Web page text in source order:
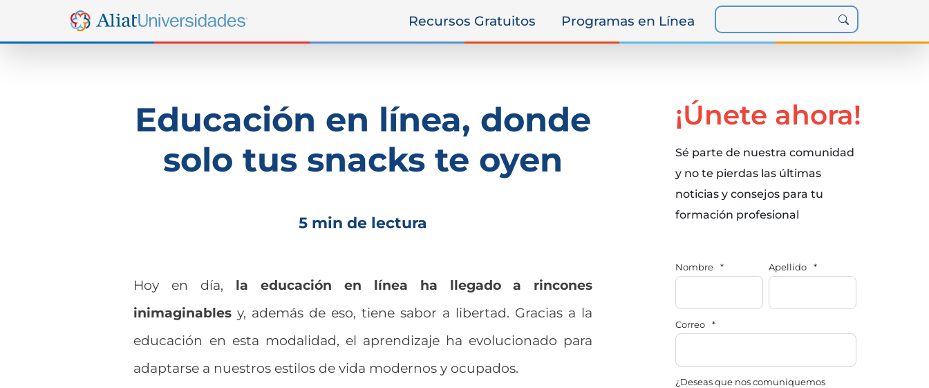
Recursos Gratuitos Programas en Línea
Educación en línea, donde
solo tus snacks te oyen
5 min de lectura
Hoy en día, la educación en línea ha llegado a rincones
inimaginables y, además de eso, tiene sabor a libertad. Gracias a la
educación en esta modalidad, el aprendizaje ha evolucionado para
adaptarse a nuestros estilos de vida modernos y ocupados.
¡Únete ahora!
Sé parte de nuestra comunidad
y no te pierdas las últimas
noticias y consejos para tu
formación profesional
Nombre * Apellido *
Correo *
¿Deseas que nos comuniquemos